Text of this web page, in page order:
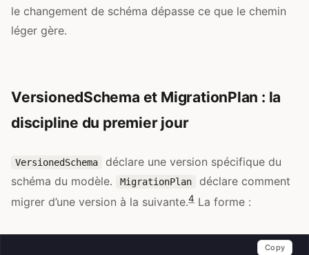
le changement de schéma dépasse ce que le chemin
léger gère.
VersionedSchema et MigrationPlan : la
discipline du premier jour
VersionedSchema
déclare une version spécifique du
schéma du modèle.
MigrationPlan
déclare comment
migrer d’une version à la suivante.4 La forme :
Copy